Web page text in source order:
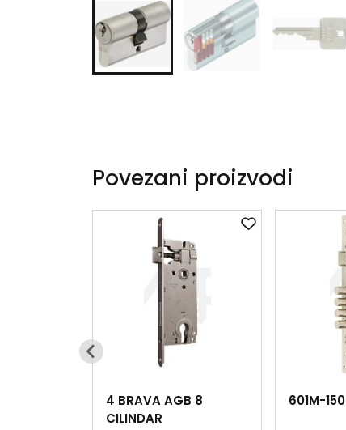
Povezani proizvodi
4 BRAVA AGB 8
CILINDAR
601M-150